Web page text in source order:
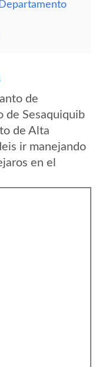
de
de Sesaquiquib
de Alta
ir manejando
en el